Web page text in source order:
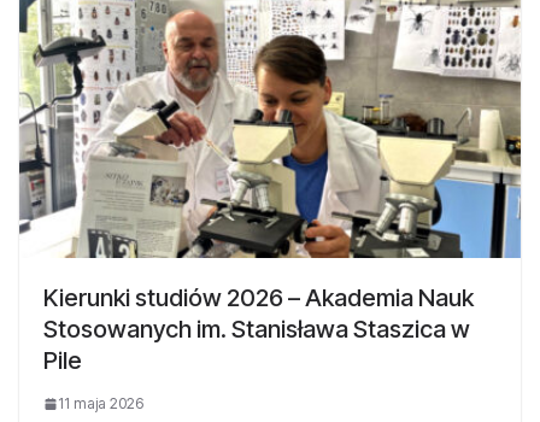
Kierunki studiów 2026 – Akademia Nauk
Stosowanych im. Stanisława Staszica w
Pile
11 maja 2026